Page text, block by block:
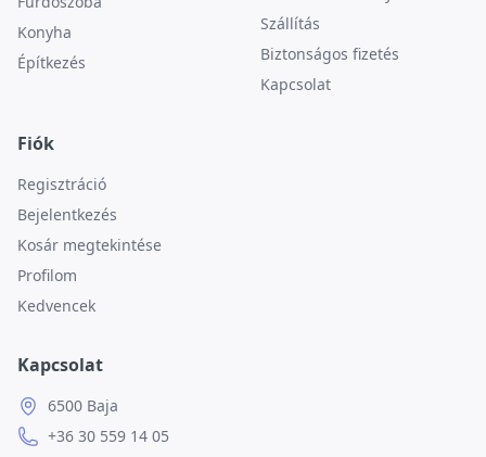
Konyha
Építkezés
Szállítás
Biztonságos fizetés
Kapcsolat
Fiók
Regisztráció
Bejelentkezés
Kosár megtekintése
Profilom
Kedvencek
Kapcsolat
6500 Baja
+36 30 559 14 05